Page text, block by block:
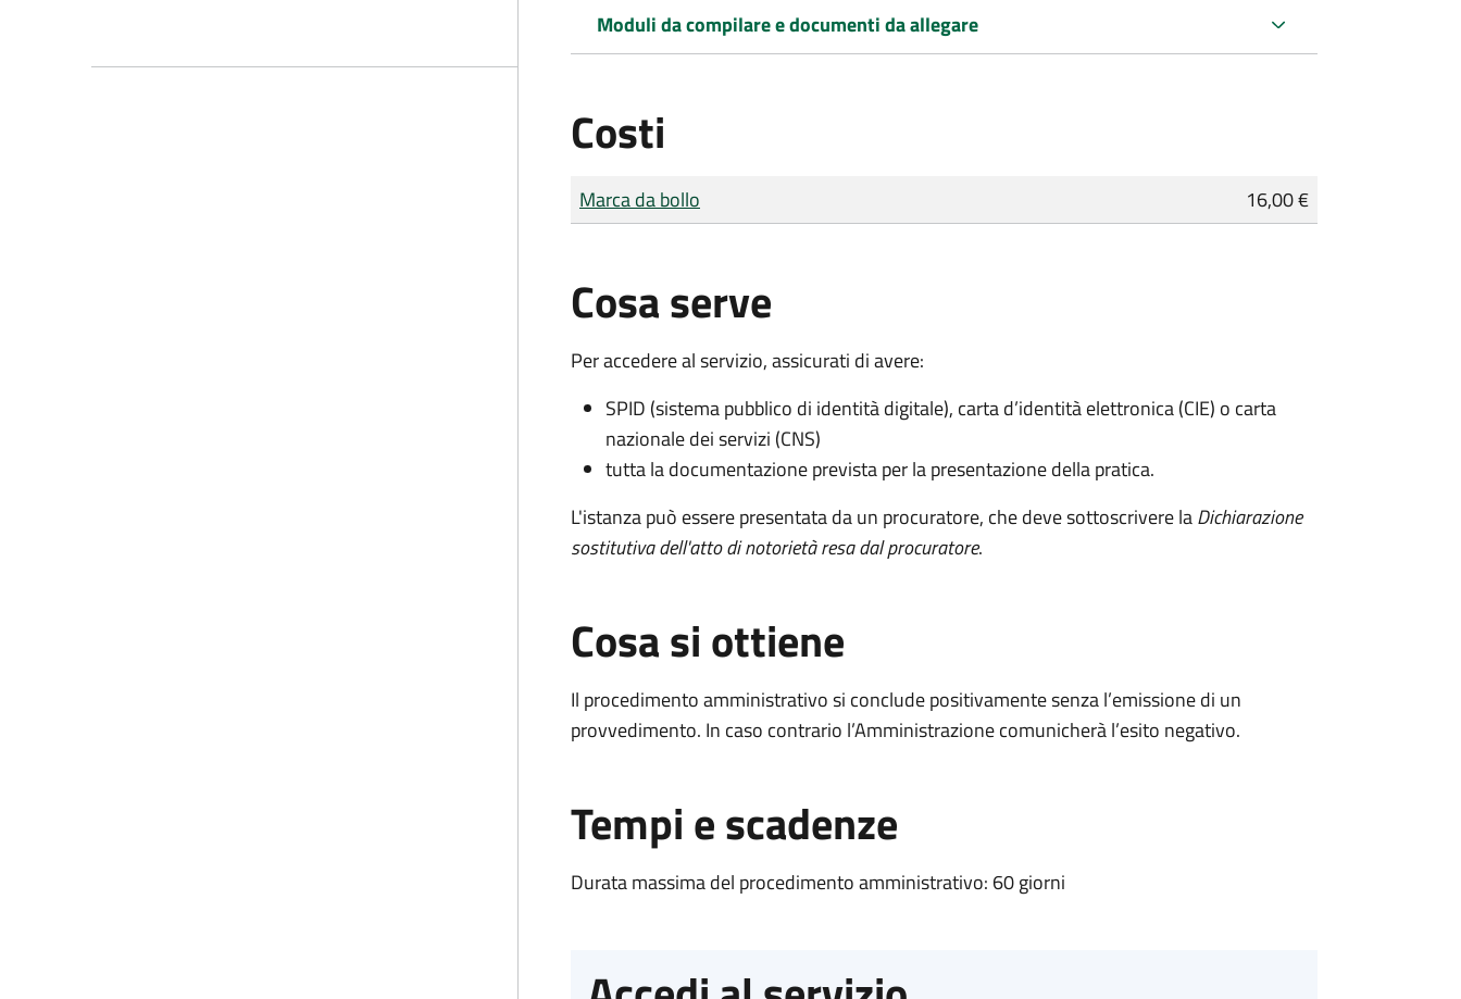
Moduli da compilare e documenti da allegare
Costi
Tipo di pagamento
Importo
Marca da bollo 16,00 €
Cosa serve
Per accedere al servizio, assicurati di avere:
SPID (sistema pubblico di identità digitale), carta d’identità elettronica (CIE) o carta
nazionale dei servizi (CNS)
tutta la documentazione prevista per la presentazione della pratica.
L'istanza può essere presentata da un procuratore, che deve sottoscrivere laDichiarazione
sostitutiva dell'atto di notorietà resa dal procuratore.
Cosa si ottiene
Il procedimento amministrativo si conclude positivamente senza l’emissione di un
provvedimento. In caso contrario l’Amministrazione comunicherà l’esito negativo.
Tempi e scadenze
Durata massima del procedimento amministrativo: 60 giorni